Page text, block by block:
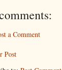
a Comment
Post